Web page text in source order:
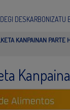
DESKARBONIZATU
KANPAINAN PARTE